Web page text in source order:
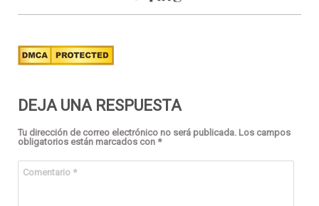
DEJA UNA RESPUESTA
Tu dirección de correo electrónico no será publicada. Los campos
obligatorios están marcados con *
Comentario *